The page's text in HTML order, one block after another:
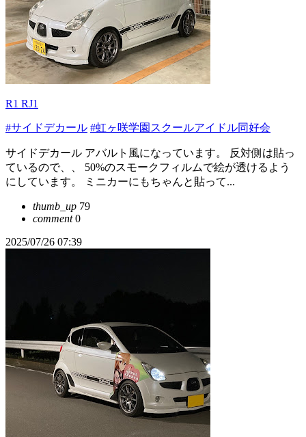
R1 RJ1
#サイドデカール #虹ヶ咲学園スクールアイドル同好会
サイドデカール アバルト風になっています。 反対側は貼っ
ているので、、 50%のスモークフィルムで絵が透けるよう
にしています。 ミニカーにもちゃんと貼って...
thumb_up 79
comment0
2025/07/26 07:39